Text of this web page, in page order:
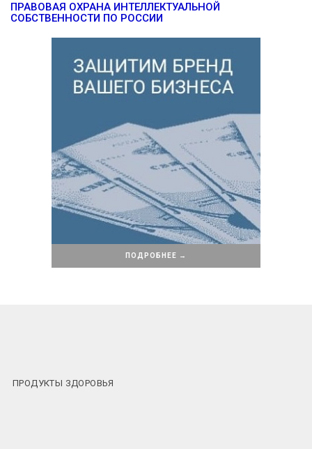
ПРАВОВАЯ ОХРАНА ИНТЕЛЛЕКТУАЛЬНОЙ
СОБСТВЕННОСТИ ПО РОССИИ
ПОДРОБНЕЕ →
ПРОДУКТЫ ЗДОРОВЬЯ